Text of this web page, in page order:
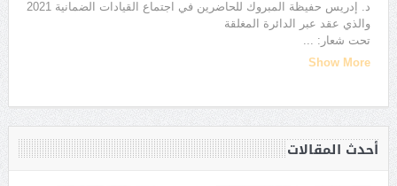
د. إدريس حفيظة المبروك للحاضرين في اجتماع القيادات الضمانية 2021
والذي عقد عبر الدائرة المغلقة
تحت شعار:
Show More
أحدث المقالات